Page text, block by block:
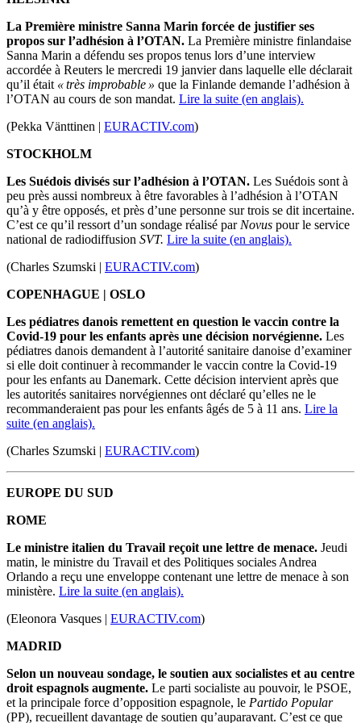
La Première ministre Sanna Marin forcée de justifier ses
propos sur l’adhésion à l’OTAN. La Première ministre finlandaise
Sanna Marin a défendu ses propos tenus lors d’une interview
accordée à Reuters le mercredi 19 janvier dans laquelle elle déclarait
qu’il était « très improbable » que la Finlande demande l’adhésion à
l’OTAN au cours de son mandat. Lire la suite (en anglais).
(Pekka Vänttinen | EURACTIV.com)
STOCKHOLM
Les Suédois divisés sur l’adhésion à l’OTAN. Les Suédois sont à
peu près aussi nombreux à être favorables à l’adhésion à l’OTAN
qu’à y être opposés, et près d’une personne sur trois se dit incertaine.
C’est ce qu’il ressort d’un sondage réalisé par Novus pour le service
national de radiodiffusion SVT. Lire la suite (en anglais).
(Charles Szumski | EURACTIV.com)
COPENHAGUE | OSLO
Les pédiatres danois remettent en question le vaccin contre la
Covid-19 pour les enfants après une décision norvégienne. Les
pédiatres danois demandent à l’autorité sanitaire danoise d’examiner
si elle doit continuer à recommander le vaccin contre la Covid-19
pour les enfants au Danemark. Cette décision intervient après que
les autorités sanitaires norvégiennes ont déclaré qu’elles ne le
recommanderaient pas pour les enfants âgés de 5 à 11 ans. Lire la
suite (en anglais).
(Charles Szumski | EURACTIV.com)
EUROPE DU SUD
ROME
Le ministre italien du Travail reçoit une lettre de menace. Jeudi
matin, le ministre du Travail et des Politiques sociales Andrea
Orlando a reçu une enveloppe contenant une lettre de menace à son
ministère. Lire la suite (en anglais).
(Eleonora Vasques | EURACTIV.com)
MADRID
Selon un nouveau sondage, le soutien aux socialistes et au centre
droit espagnols augmente. Le parti socialiste au pouvoir, le PSOE,
et la principale force d’opposition espagnole, le Partido Popular
(PP), recueillent davantage de soutien qu’auparavant. C’est ce que